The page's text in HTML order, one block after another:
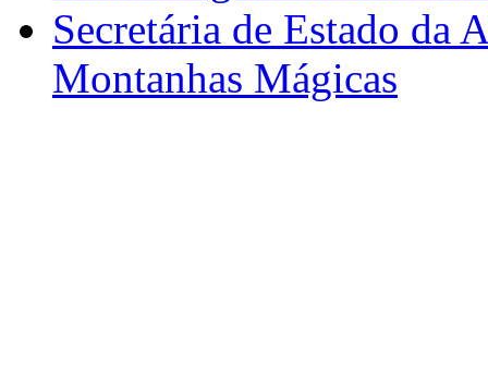
Secretária de Estado da
Montanhas Mágicas